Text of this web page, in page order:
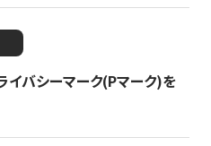
イバシーマーク(Pマーク)を